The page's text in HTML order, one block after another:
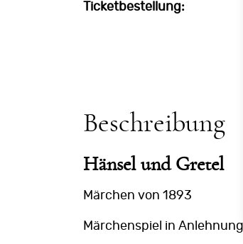
Ticketbestellung:
Beschreibung
Hänsel und Gretel
Märchen von 1893
Märchenspiel in